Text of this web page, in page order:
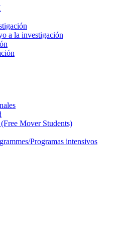
a la investigación
Mover Students)
Programas intensivos